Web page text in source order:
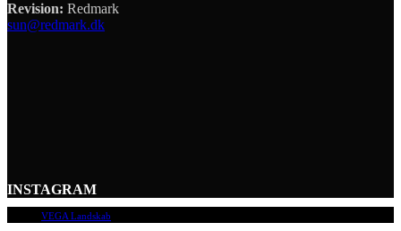
Revision: Redmark
sun@redmark.dk
INSTAGRAM
VEGA Landskab